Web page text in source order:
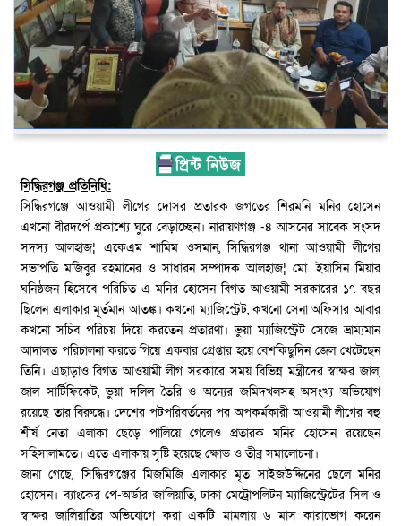
সিদ্ধিরগঞ্জ প্রতিনিধি:
সিদ্ধিরগঞ্জে আওয়ামী লীগের দোসর প্রতারক জগতের শিরমনি মনির হোসেন
এখনো বীরদর্পে প্রকাশ্যে ঘুরে বেড়াচ্ছেন। নারায়ণগঞ্জ -৪ আসনের সাবেক সংসদ
সদস্য আলহাজ¦ একেএম শামিম ওসমান, সিদ্ধিরগঞ্জ থানা আওয়ামী লীগের
সভাপতি মজিবুর রহমানের ও সাধারন সম্পাদক আলহাজ¦ মো. ইয়াসিন মিয়ার
ঘনিষ্ঠজন হিসেবে পরিচিত এ মনির হোসেন বিগত আওয়ামী সরকারের ১৭ বছর
ছিলেন এলাকার মূর্তমান আতঙ্ক। কখনো ম্যাজিস্ট্রেট, কখনো সেনা অফিসার আবার
কখনো সচিব পরিচয় দিয়ে করতেন প্রতারণা। ভুয়া ম্যাজিস্ট্রেট সেজে ভ্রাম্যমান
আদালত পরিচালনা করতে গিয়ে একবার গ্রেপ্তার হয়ে বেশকিছুদিন জেল খেটেছেন
তিনি। এছাড়াও বিগত আওয়ামী লীগ সরকারে সময় বিভিন্ন মন্ত্রীদের স্বাক্ষর জাল,
জাল সার্টিফিকেট, ভুয়া দলিল তৈরি ও অন্যের জমিদখলসহ অসংখ্য অভিযোগ
রয়েছে তার বিরুদ্ধে। দেশের পটপরিবর্তনের পর অপকর্মকারী আওয়ামী লীগের বহু
শীর্ষ নেতা এলাকা ছেড়ে পালিয়ে গেলেও প্রতারক মনির হোসেন রয়েছেন
সহিসালামতে। এতে এলাকায় সৃষ্টি হয়েছে ক্ষোভ ও তীব্র সমালোচনা।
জানা গেছে, সিদ্ধিরগঞ্জের মিজমিজি এলাকার মৃত সাইজউদ্দিনের ছেলে মনির
হোসেন। ব্যাংকের পে-অর্ডার জালিয়াতি, ঢাকা মেট্রোপলিটন ম্যাজিস্ট্রেটের সিল ও
স্বাক্ষর জালিয়াতির অভিযোগে করা একটি মামলায় ৬ মাস কারাভোগ করেন